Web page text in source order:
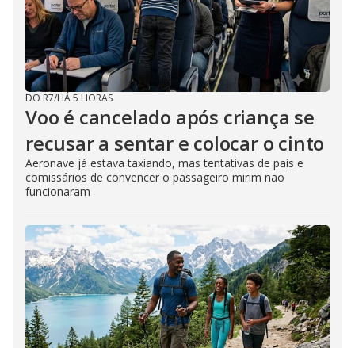
DO R7/HÁ 5 HORAS
Voo é cancelado após criança se
recusar a sentar e colocar o cinto
Aeronave já estava taxiando, mas tentativas de pais e
comissários de convencer o passageiro mirim não
funcionaram